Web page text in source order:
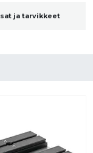
ja tarvikkeet